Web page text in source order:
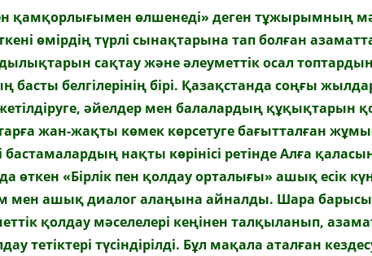
қамқорлығымен өлшенеді» деген тұжырымның
өмірдің түрлі сынақтарына тап болған
сақтау және әлеуметтік осал
белгілерінің бірі. Қазақстанда соңғы
әйелдер мен балалардың құқықтарын
жан-жақты көмек көрсетуге бағытталған
нақты көрінісі ретінде Алға
«Бірлік пен қолдау орталығы» ашық есік
мен ашық диалог алаңына айналды. Шара
қолдау мәселелері кеңінен талқыланып,
тетіктері түсіндірілді. Бұл мақала аталған